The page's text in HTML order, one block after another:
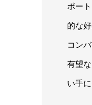
ポー
的な
コン
有望
い手